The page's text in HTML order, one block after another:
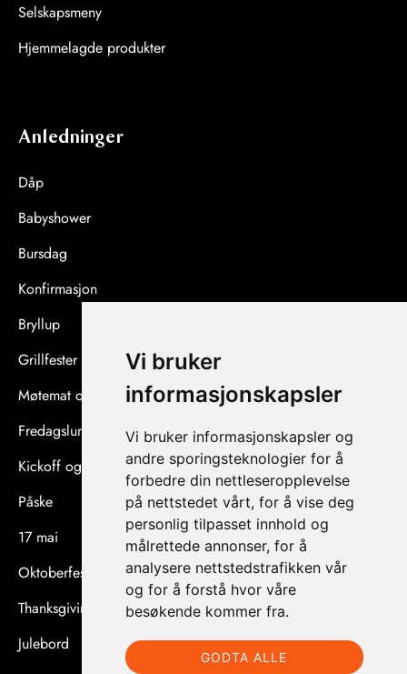
Vi bruker
informasjonskapsler
Vi bruker informasjonskapsler og
andre sporingsteknologier for å
forbedre din nettleseropplevelse
på nettstedet vårt, for å vise deg
personlig tilpasset innhold og
målrettede annonser, for å
analysere nettstedstrafikken vår
og for å forstå hvor våre
besøkende kommer fra.
GODTA ALLE
Selskapsmeny
Hjemmelagde produkter
Anledninger
Dåp
Babyshower
Bursdag
Konfirmasjon
Bryllup
Grillfester og sommerfester
Møtemat og konferanser
Fredagslunsj og afterwork
Kickoff og teambuilding
Påske
17 mai
Oktoberfest
Thanksgiving
Julebord